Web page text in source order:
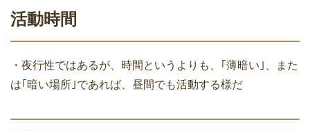
活動時間
・夜行性ではあるが、時間というよりも、｢薄暗い｣、また
は｢暗い場所｣であれば、昼間でも活動する様だ